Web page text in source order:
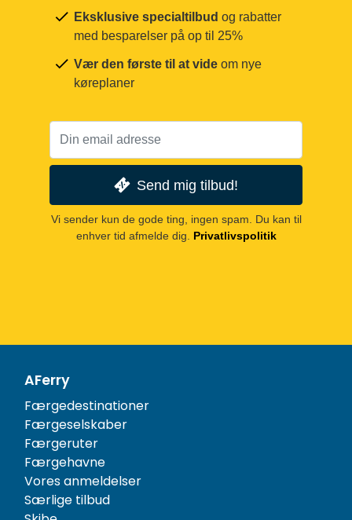
Eksklusive specialtilbud og rabatter
med besparelser på op til 25%
Vær den første til at vide om nye
køreplaner
Send mig tilbud!
Vi sender kun de gode ting, ingen spam. Du kan til
enhver tid afmelde dig. Privatlivspolitik
AFerry
Færgedestinationer
Færgeselskaber
Færgeruter
Færgehavne
Vores anmeldelser
Særlige tilbud